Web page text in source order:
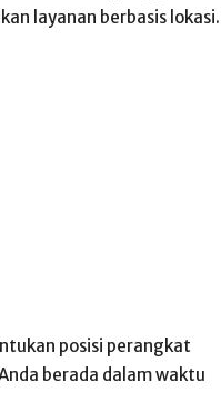
layanan berbasis lokasi.
posisi perangkat
berada dalam waktu